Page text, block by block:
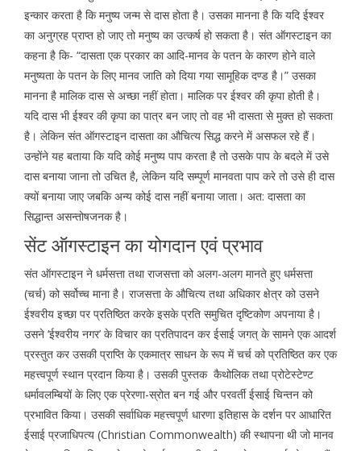
इन्कार करता है कि मनुष्य जन्म से दास होता है। उसका मानना है कि यदि ईश्वर
का अनुग्रह प्राप्त हो जाए तो मनुष्य का उत्कर्ष हो सकता है। संत ऑगस्टाइन का
कहना है कि- “दासता एक प्रकार का आदि-मानव के पतन के कारण होने वाले
मनुष्यता के पतन के लिए मानव जाति को दिया गया सामूहिक दण्ड है।” उसका
मानना है मालिक दास से अच्छा नहीं होता। मालिक पर ईश्वर की कृपा होती है।
यदि दास भी ईश्वर की कृपा का पात्र बन जाए तो वह भी दासता से मुक्त हो सकता
है। लेकिन संत ऑगस्टाइन दासता का औचित्य सिद्ध करने में असफल रहे हैं।
उन्होंने यह बताया कि यदि कोई मनुष्य पाप करता है तो उसके पाप के बदले में उसे
दास बनाया जाना तो उचित है, लेकिन यदि सम्पूर्ण मानवता पाप करे तो उसे ही दास
क्यों बनाया जाए जबकि अन्य कोई दास नहीं बनाया जाता। अत: दासता का
सिद्धान्त असन्तोषजनक है।
सेंट ऑगस्टाइन का योगदान एवं प्रभाव
संत ऑगस्टाइन ने धर्मसत्ता तथा राजसत्ता को अलग-अलग मानते हुए धर्मसत्ता
(चर्च) को सर्वोच्च माना है। राजसत्ता के औचित्य तथा अधिकार क्षेत्र को उसने
ईश्वरीय इच्छा पर प्रतिष्ठित करके इसके प्रति समुचित दृष्टिकोण अपनाया है।
उसने ‘ईश्वरीय नगर’ के विचार का प्रतिपादन कर ईसाई जगत् के सामने एक आदर्श
प्रस्तुत कर उसकी प्राप्ति के एकमात्र साधन के रूप में चर्च को प्रतिष्ठित कर एक
महत्त्वपूर्ण स्थान प्रदान किया है। उसकी पुस्तक कैथोलिक तथा प्रोटेस्टेण्ट
धर्मावलम्बियों के लिए एक प्रेरणा-स्रोत बन गई और परवर्ती ईसाई चिन्तन को
प्रभावित किया। उसकी सर्वाधिक महत्त्वपूर्ण धारणा इतिहास के दर्शन पर आधारित
ईसाई प्रजाधिपत्य (Christian Commonwealth) की स्थापना थी जो मानव